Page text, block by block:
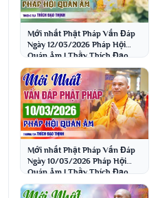
Mới nhất Phật Pháp Vấn Đáp
Ngày 12/03/2026 Pháp Hội
Quán Âm | Thầy Thích Đạo
Thịnh
Mới nhất Phật Pháp Vấn Đáp
Ngày 10/03/2026 Pháp Hội
Quán Âm | Thầy Thích Đạo
Thịnh